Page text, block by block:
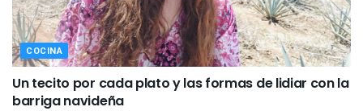
COCINA
Un tecito por cada plato y las formas de lidiar con la
barriga navideña